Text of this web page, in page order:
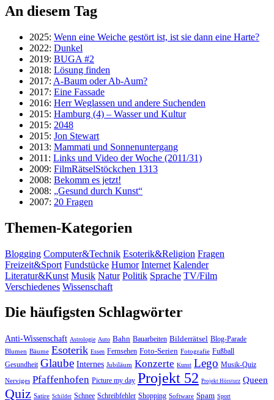
An diesem Tag
2025: Wenn eine Weiche gestört ist, ist sie dann eine Harte?
2022: Dunkel
2019: BUGA #2
2018: Lösung finden
2017: A-Baum oder Ab-Aum?
2017: Eine Fassade
2016: Herr Weglassen und andere Suchenden
2015: Hamburg (4) – Wasser und Kultur
2015: 2048
2015: Jon Stewart
2013: Mammati und Sonnenuntergang
2011: Links und Video der Woche (2011/31)
2009: FilmRätselStöckchen 1313
2008: Bekomm es jetzt!
2008: „Gesund durch Kunst“
2007: 20 Fragen
Themen-Kategorien
Blogging Computer&Technik Esoterik&Religion Fragen
Freizeit&Sport Fundstücke Humor Internet Kalender
Literatur&Kunst Musik Natur Politik Sprache TV/Film
Verschiedenes Wissenschaft
Die häufigsten Schlagwörter
Anti-Wissenschaft Astrologie Auto Bahn Bauarbeiten Bilderrätsel Blog-Parade
Blumen Bäume Esoterik Essen Fernsehen Foto-Serien Fotografie Fußball
Gesundheit Glaube Internes Jubiläum Konzerte Kunst Lego Musik-Quiz
Nerviges Pfaffenhofen Picture my day Projekt 52 Projekt Hörsturz Queen
Quiz Satire Schilder Schnee Schreibfehler Shopping Software Spam Sport